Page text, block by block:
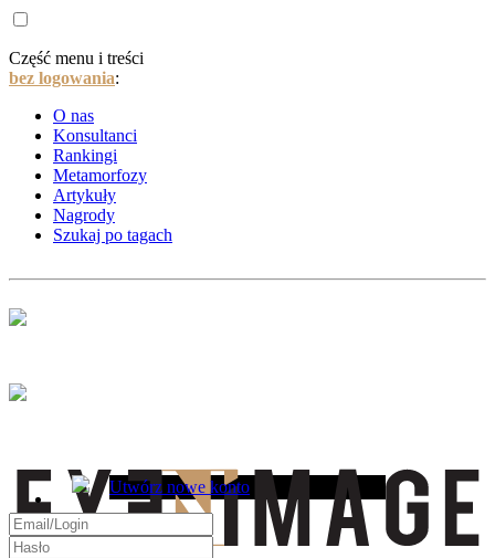
Część menu i treści
bez logowania:
O nas
Konsultanci
Rankingi
Metamorfozy
Artykuły
Nagrody
Szukaj po tagach
Utwórz nowe konto